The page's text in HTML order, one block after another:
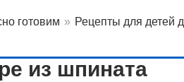
готовим » Рецепты для детей
из шпината